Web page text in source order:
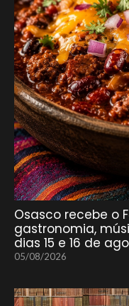
Osasco recebe o
gastronomia,
dias 15 e 16 de
05/08/2026